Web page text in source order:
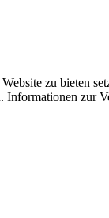
zu bieten
zur